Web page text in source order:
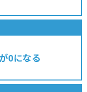
が0になる